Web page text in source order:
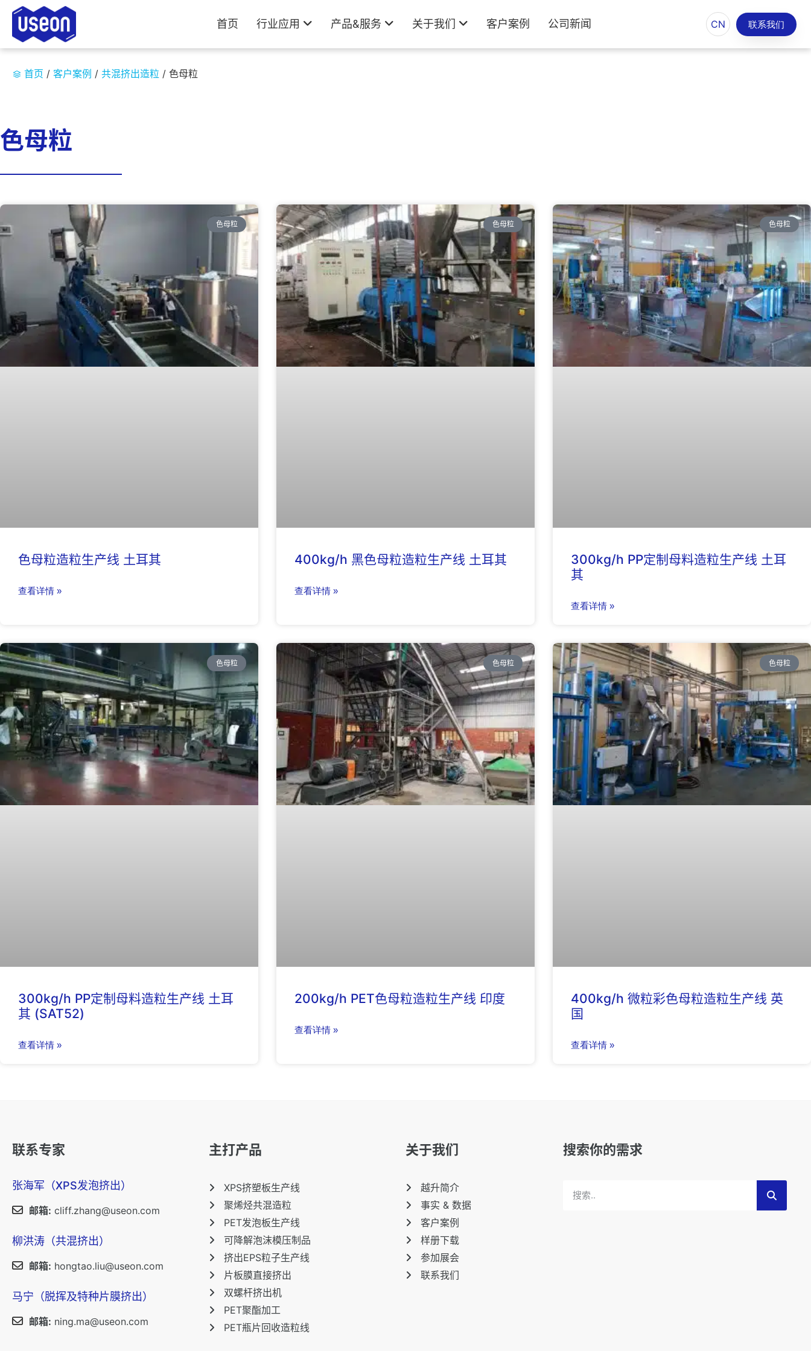
首页 行业应用 产品&服务 关于我们 客户案例 公司新闻 CN 联系我们
首页 / 客户案例 / 共混挤出造粒 / 色母粒
色母粒
色母粒
色母粒造粒生产线 土耳其
查看详情 »
色母粒
400kg/h 黑色母粒造粒生产线 土耳其
查看详情 »
色母粒
300kg/h PP定制母料造粒生产线 土耳
其
查看详情 »
色母粒
300kg/h PP定制母料造粒生产线 土耳
其 (SAT52)
查看详情 »
色母粒
200kg/h PET色母粒造粒生产线 印度
查看详情 »
色母粒
400kg/h 微粒彩色母粒造粒生产线 英
国
查看详情 »
联系专家
张海军（XPS发泡挤出）
邮箱: cliff.zhang@useon.com
柳洪涛（共混挤出）
邮箱: hongtao.liu@useon.com
马宁（脱挥及特种片膜挤出）
邮箱: ning.ma@useon.com
主打产品
XPS挤塑板生产线
聚烯烃共混造粒
PET发泡板生产线
可降解泡沫模压制品
挤出EPS粒子生产线
片板膜直接挤出
双螺杆挤出机
PET聚酯加工
PET瓶片回收造粒线
关于我们
越升简介
事实 & 数据
客户案例
样册下载
参加展会
联系我们
搜索你的需求